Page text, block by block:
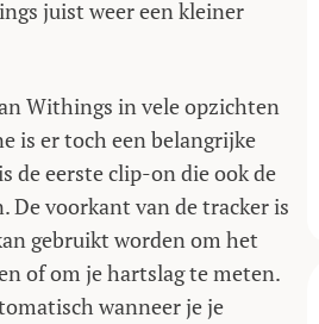
juist weer een kleiner
Withings in vele opzichten
is er toch een belangrijke
de eerste clip-on die ook de
De voorkant van de tracker is
gebruikt worden om het
of om je hartslag te meten.
wanneer je je